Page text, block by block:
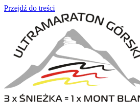
Przejdź do treści